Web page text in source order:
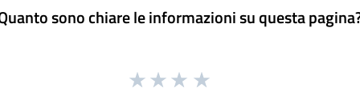
sono chiare le informazioni su questa